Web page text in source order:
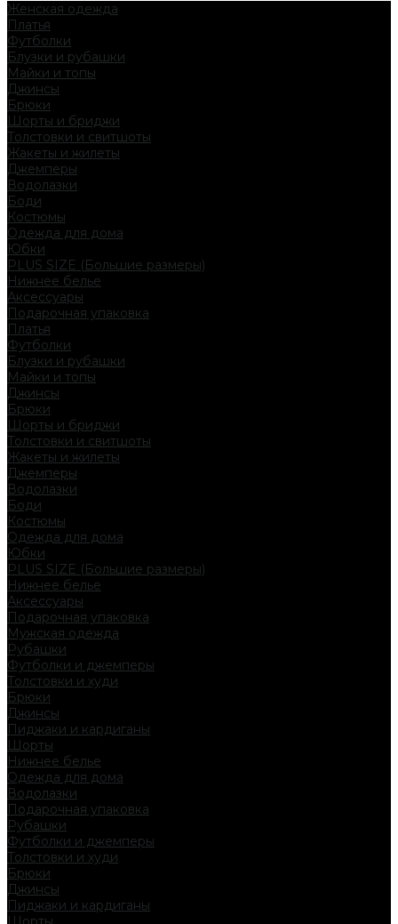
Женская одежда
Платья
Футболки
Блузки и рубашки
Майки и топы
Джинсы
Брюки
Шорты и бриджи
Толстовки и свитшоты
Жакеты и жилеты
Джемперы
Водолазки
Боди
Костюмы
Одежда для дома
Юбки
PLUS SIZE (Большие размеры)
Нижнее белье
Аксессуары
Подарочная упаковка
Платья
Футболки
Блузки и рубашки
Майки и топы
Джинсы
Брюки
Шорты и бриджи
Толстовки и свитшоты
Жакеты и жилеты
Джемперы
Водолазки
Боди
Костюмы
Одежда для дома
Юбки
PLUS SIZE (Большие размеры)
Нижнее белье
Аксессуары
Подарочная упаковка
Мужская одежда
Рубашки
Футболки и джемперы
Толстовки и худи
Брюки
Джинсы
Пиджаки и кардиганы
Шорты
Нижнее белье
Одежда для дома
Водолазки
Подарочная упаковка
Рубашки
Футболки и джемперы
Толстовки и худи
Брюки
Джинсы
Пиджаки и кардиганы